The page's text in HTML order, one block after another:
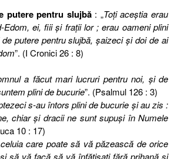
putere pentru slujbă: „Toţi aceştia erau
Edom, ei, fiii şi fraţii lor ; erau oameni plini
putere pentru slujbă, şaizeci şi doi de ai
”. (I Cronici 26 : 8)
a făcut mari lucruri pentru noi, şi de
plini de bucurie”. (Psalmul 126 : 3)
s-au întors plini de bucurie şi au zis :
chiar şi dracii ne sunt supuşi în Numele
10 : 17)
care poate să vă păzească de orice
să vă facă să vă înfăţişaţi fără prihană şi